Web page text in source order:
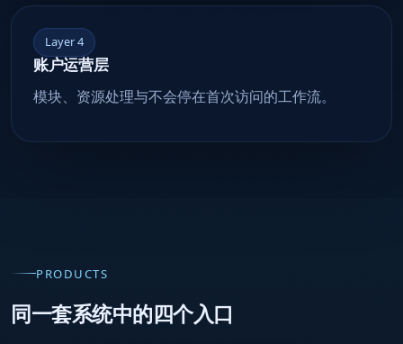
Layer 4
账户运营层
模块、资源处理与不会停在首次访问的工作流。
PRODUCTS
同一套系统中的四个入口